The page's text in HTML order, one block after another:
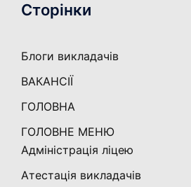
Сторінки
Блоги викладачів
ВАКАНСІЇ
ГОЛОВНА
ГОЛОВНЕ МЕНЮ
Адміністрація ліцею
Атестація викладачів